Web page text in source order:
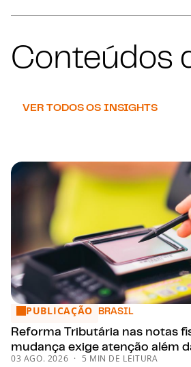
Conteúdos
VER TODOS OS INSIGHTS
Reforma Tributária nas notas
PUBLICAÇÃO BRASIL
Reforma Tributária nas notas
mudança exige atenção além
03 AGO. 2026 5 MIN DE LEITURA